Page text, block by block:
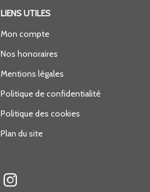
LIENS UTILES
Mon compte
Nos honoraires
Mentions légales
Politique de confidentialité
Politique des cookies
Plan du site